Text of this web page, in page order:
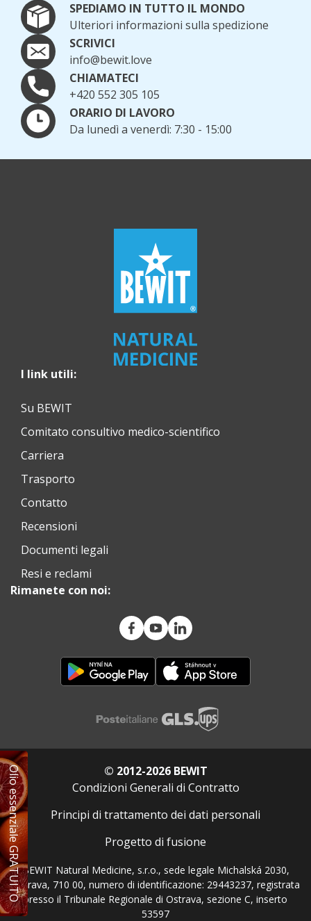
Olio essenziale GRATUITO
SPEDIAMO IN TUTTO IL MONDO
Ulteriori informazioni sulla spedizione
SCRIVICI
info@bewit.love
CHIAMATECI
+420 552 305 105
ORARIO DI LAVORO
Da lunedì a venerdì: 7:30 - 15:00
I link utili:
Su BEWIT
Comitato consultivo medico-scientifico
Carriera
Trasporto
Contatto
Recensioni
Documenti legali
Resi e reclami
Rimanete con noi:
© 2012-2026 BEWIT
Condizioni Generali di Contratto
Principi di trattamento dei dati personali
Progetto di fusione
BEWIT Natural Medicine, s.r.o., sede legale Michalská 2030,
Ostrava, 710 00, numero di identificazione: 29443237, registrata
presso il Tribunale Regionale di Ostrava, sezione C, inserto
53597